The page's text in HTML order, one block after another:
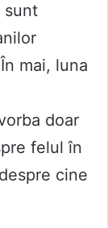
sunt
mai, luna
doar
felul în
cine